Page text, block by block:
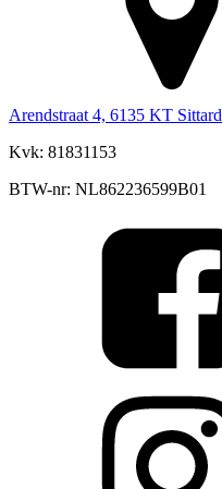
Arendstraat 4, 6135 KT Sittard
Kvk: 81831153
BTW-nr: NL862236599B01